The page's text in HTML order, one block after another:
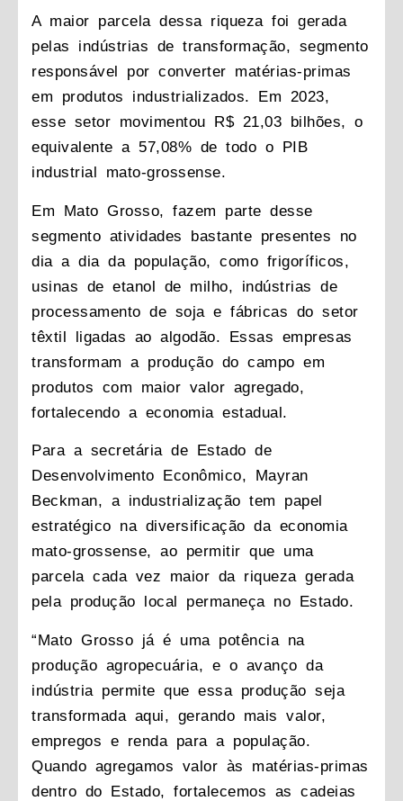
A maior parcela dessa riqueza foi gerada
pelas indústrias de transformação, segmento
responsável por converter matérias-primas
em produtos industrializados. Em 2023,
esse setor movimentou R$ 21,03 bilhões, o
equivalente a 57,08% de todo o PIB
industrial mato-grossense.
Em Mato Grosso, fazem parte desse
segmento atividades bastante presentes no
dia a dia da população, como frigoríficos,
usinas de etanol de milho, indústrias de
processamento de soja e fábricas do setor
têxtil ligadas ao algodão. Essas empresas
transformam a produção do campo em
produtos com maior valor agregado,
fortalecendo a economia estadual.
Para a secretária de Estado de
Desenvolvimento Econômico, Mayran
Beckman, a industrialização tem papel
estratégico na diversificação da economia
mato-grossense, ao permitir que uma
parcela cada vez maior da riqueza gerada
pela produção local permaneça no Estado.
“Mato Grosso já é uma potência na
produção agropecuária, e o avanço da
indústria permite que essa produção seja
transformada aqui, gerando mais valor,
empregos e renda para a população.
Quando agregamos valor às matérias-primas
dentro do Estado, fortalecemos as cadeias